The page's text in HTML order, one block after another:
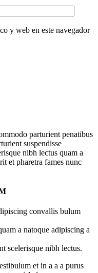
y web en este navegador
parturient penatibus
suspendisse
nibh lectus quam a
et pharetra fames nunc
convallis bulum
a natoque adipiscing a
scelerisque nibh lectus.
et in a a a purus